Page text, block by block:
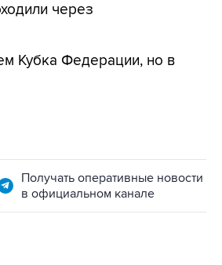
через
Кубка Федерации, но в
Получать оперативные новости
в официальном канале